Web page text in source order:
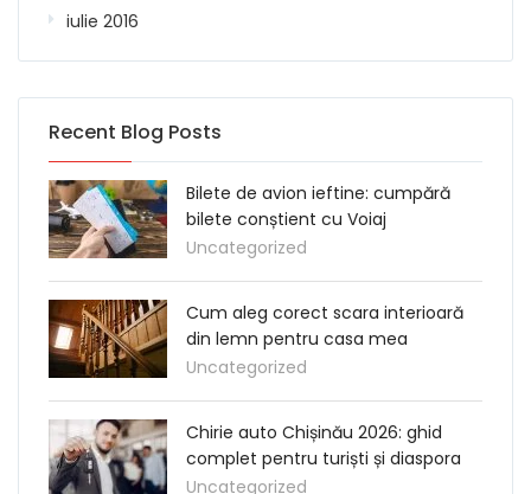
iulie 2016
Recent Blog Posts
Bilete de avion ieftine: cumpără
bilete conștient cu Voiaj
Uncategorized
Cum aleg corect scara interioară
din lemn pentru casa mea
Uncategorized
Chirie auto Chișinău 2026: ghid
complet pentru turiști și diaspora
Uncategorized